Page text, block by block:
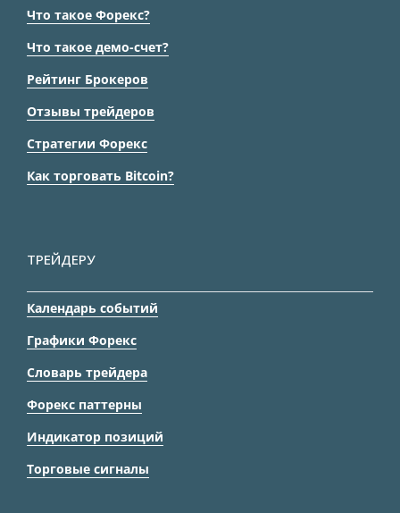
Что такое Форекс?
Что такое демо-счет?
Рейтинг Брокеров
Отзывы трейдеров
Стратегии Форекс
Как торговать Bitcoin?
ТРЕЙДЕРУ
Календарь событий
Графики Форекс
Словарь трейдера
Форекс паттерны
Индикатор позиций
Торговые сигналы